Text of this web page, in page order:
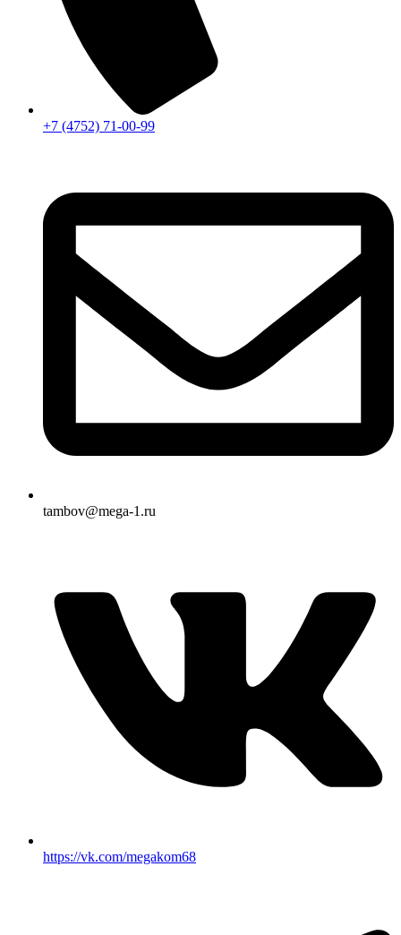
+7 (4752) 71-00-99
tambov@mega-1.ru
https://vk.com/megakom68